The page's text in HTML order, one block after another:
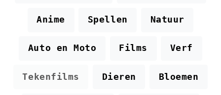
Anime Spellen Natuur
Auto en Moto Films Verf
Tekenfilms Dieren Bloemen